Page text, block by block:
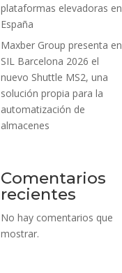
plataformas elevadoras en
España
Maxber Group presenta en
SIL Barcelona 2026 el
nuevo Shuttle MS2, una
solución propia para la
automatización de
almacenes
Comentarios
recientes
No hay comentarios que
mostrar.